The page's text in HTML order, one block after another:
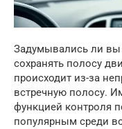
Задумывались ли вы
сохранять полосу
происходит из-за
встречную полосу.
функцией контроля
популярным среди